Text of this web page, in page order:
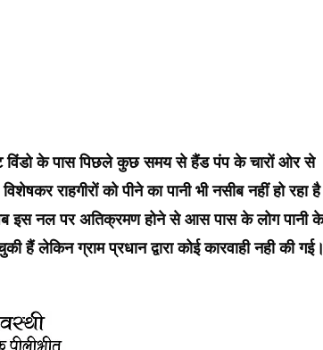
विंडो के पास पिछले कुछ समय से हैंड पंप के चारों ओर से
राहगीरों को पीने का पानी भी नसीब नहीं हो रहा
अब इस नल पर अतिक्रमण होने से आस पास के लोग पानी के
हैं लेकिन ग्राम प्रधान द्वारा कोई कारवाही नही की